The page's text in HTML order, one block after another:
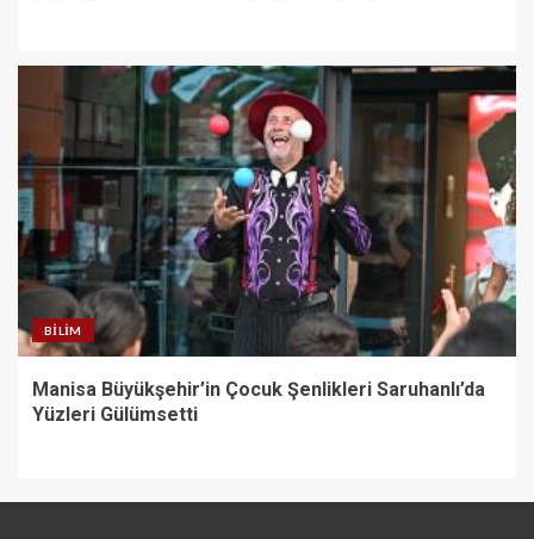
BILIM
Manisa Büyükşehir’in Çocuk Şenlikleri Saruhanlı’da
Yüzleri Gülümsetti